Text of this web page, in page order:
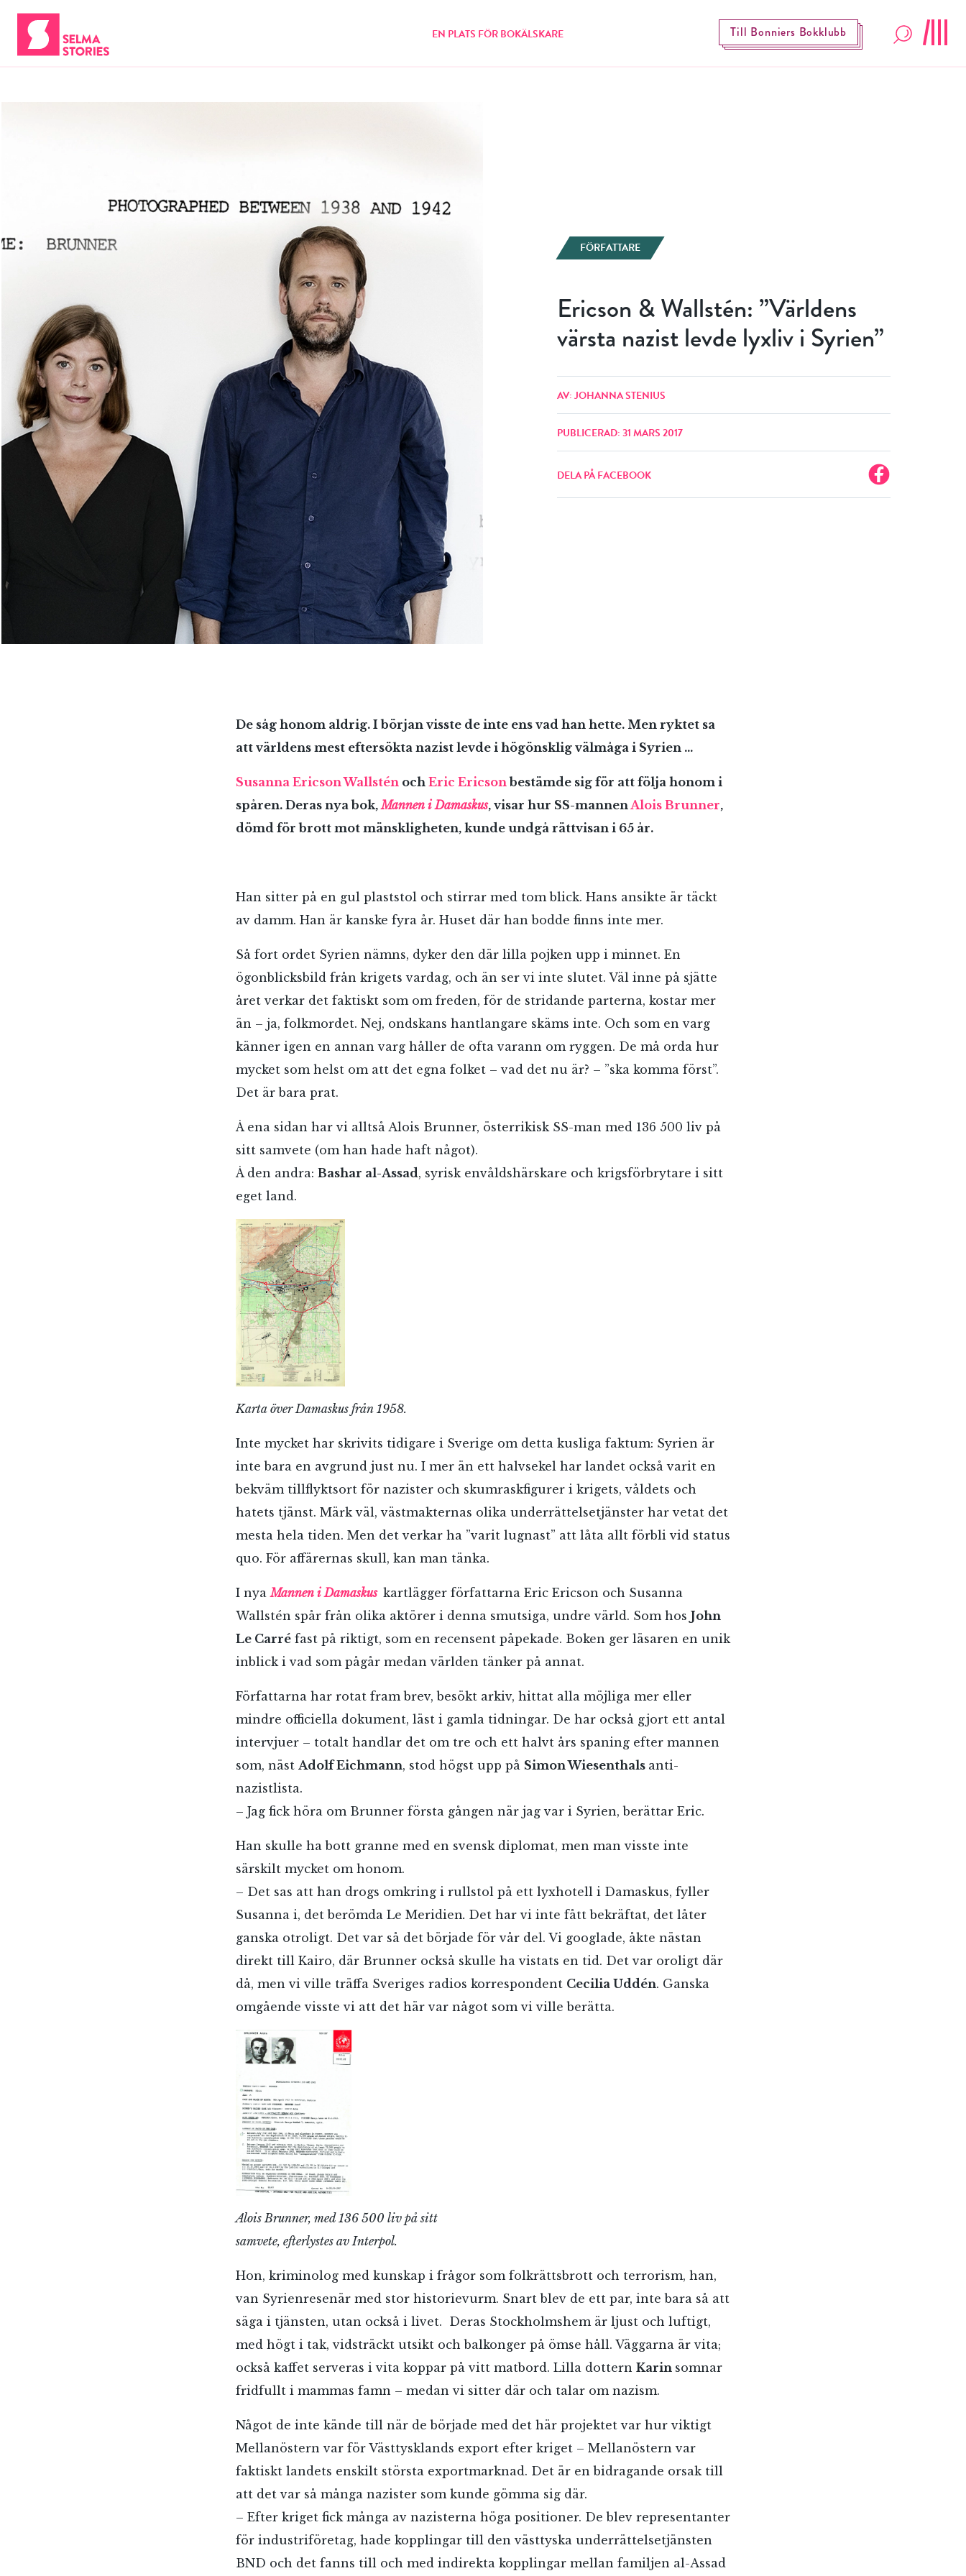
EN PLATS FÖR BOKÄLSKARE Till Bonniers Bokklubb
RÖSTA
E-post*
Jag accepterar villkoren.
ÅNGRA OCH STÄNG
FÖRFATTARE
Ericson & Wallstén: ”Världens
värsta nazist levde lyxliv i Syrien”
AV: JOHANNA STENIUS
PUBLICERAD: 31 MARS 2017
DELA PÅ FACEBOOK
De såg honom aldrig. I början visste de inte ens vad han hette. Men ryktet sa
att världens mest eftersökta nazist levde i högönsklig välmåga i Syrien …
Susanna Ericson Wallstén och Eric Ericsonbestämde sig för att följa honom i
spåren. Deras nya bok,Mannen i Damaskus, visar hur SS-mannenAlois Brunner,
dömd för brott mot mänskligheten, kunde undgå rättvisan i 65 år.
Han sitter på en gul plaststol och stirrar med tom blick. Hans ansikte är täckt
av damm. Han är kanske fyra år. Huset där han bodde finns inte mer.
Så fort ordet Syrien nämns, dyker den där lilla pojken upp i minnet. En
ögonblicksbild från krigets vardag, och än ser vi inte slutet. Väl inne på sjätte
året verkar det faktiskt som om freden, för de stridande parterna, kostar mer
än – ja, folkmordet. Nej, ondskans hantlangare skäms inte. Och som en varg
känner igen en annan varg håller de ofta varann om ryggen. De må orda hur
mycket som helst om att det egna folket – vad det nu är? – ”ska komma först”.
Det är bara prat.
Å ena sidan har vi alltså Alois Brunner, österrikisk SS-man med 136 500 liv på
sitt samvete (om han hade haft något).
Å den andra: Bashar al-Assad, syrisk envåldshärskare och krigsförbrytare i sitt
eget land.
Karta över Damaskus från 1958.
Inte mycket har skrivits tidigare i Sverige om detta kusliga faktum: Syrien är
inte bara en avgrund just nu. I mer än ett halvsekel har landet också varit en
bekväm tillflyktsort för nazister och skumraskfigurer i krigets, våldets och
hatets tjänst. Märk väl, västmakternas olika underrättelsetjänster har vetat det
mesta hela tiden. Men det verkar ha ”varit lugnast” att låta allt förbli vid status
quo. För affärernas skull, kan man tänka.
I nya Mannen i Damaskus kartlägger författarna Eric Ericson och Susanna
Wallstén spår från olika aktörer i denna smutsiga, undre värld. Som hos John
Le Carré fast på riktigt, som en recensent påpekade. Boken ger läsaren en unik
inblick i vad som pågår medan världen tänker på annat.
Författarna har rotat fram brev, besökt arkiv, hittat alla möjliga mer eller
mindre officiella dokument, läst i gamla tidningar. De har också gjort ett antal
intervjuer – totalt handlar det om tre och ett halvt års spaning efter mannen
som, näst Adolf Eichmann, stod högst upp på Simon Wiesenthals anti-
nazistlista.
– Jag fick höra om Brunner första gången när jag var i Syrien, berättar Eric.
Han skulle ha bott granne med en svensk diplomat, men man visste inte
särskilt mycket om honom.
– Det sas att han drogs omkring i rullstol på ett lyxhotell i Damaskus, fyller
Susanna i, det berömda Le Meridien. Det har vi inte fått bekräftat, det låter
ganska otroligt. Det var så det började för vår del. Vi googlade, åkte nästan
direkt till Kairo, där Brunner också skulle ha vistats en tid. Det var oroligt där
då, men vi ville träffa Sveriges radios korrespondent Cecilia Uddén. Ganska
omgående visste vi att det här var något som vi ville berätta.
Alois Brunner, med 136 500 liv på sitt
samvete, efterlystes av Interpol.
Hon, kriminolog med kunskap i frågor som folkrättsbrott och terrorism, han,
van Syrienresenär med stor historievurm. Snart blev de ett par, inte bara så att
säga i tjänsten, utan också i livet. Deras Stockholmshem är ljust och luftigt,
med högt i tak, vidsträckt utsikt och balkonger på ömse håll. Väggarna är vita;
också kaffet serveras i vita koppar på vitt matbord. Lilla dottern Karin somnar
fridfullt i mammas famn – medan vi sitter där och talar om nazism.
Något de inte kände till när de började med det här projektet var hur viktigt
Mellanöstern var för Västtysklands export efter kriget – Mellanöstern var
faktiskt landets enskilt största exportmarknad. Det är en bidragande orsak till
att det var så många nazister som kunde gömma sig där.
– Efter kriget fick många av nazisterna höga positioner. De blev representanter
för industriföretag, hade kopplingar till den västtyska underrättelsetjänsten
BND och det fanns till och med indirekta kopplingar mellan familjen al-Assad